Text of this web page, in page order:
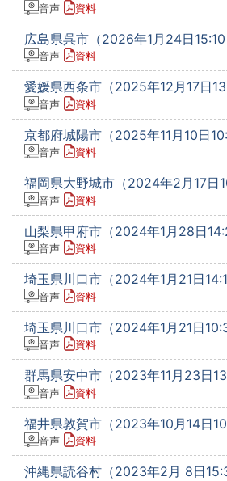
音声 資料
広島県呉市（2026年1月24日15:10
音声 資料
愛媛県西条市（2025年12月17日
音声 資料
京都府城陽市（2025年11月10日
音声 資料
福岡県大野城市（2024年2月17日
音声 資料
山梨県甲府市（2024年1月28日
音声 資料
埼玉県川口市（2024年1月21日
音声 資料
埼玉県川口市（2024年1月21日
音声 資料
群馬県安中市（2023年11月23日
音声 資料
福井県敦賀市（2023年10月14日
音声 資料
沖縄県読谷村（2023年2月 8日